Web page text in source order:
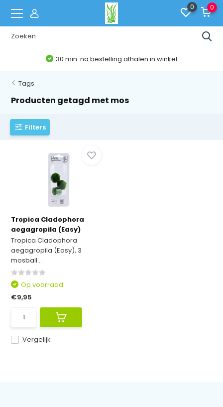
0 0
30 min. na bestelling afhalen in winkel
Tags
Producten getagd met mos
Filters
Tropica Cladophora
aegagropila (Easy)
Tropica Cladophora
aegagropila (Easy), 3
mosball...
Vergelijk
Op voorraad
€9,95